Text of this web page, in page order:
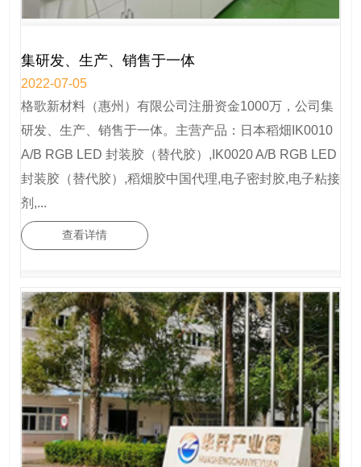
集研发、生产、销售于一体
2022-07-05
格歌新材料（惠州）有限公司注册资金1000万，公司集
研发、生产、销售于一体。主营产品：日本稻畑IK0010
A/B RGB LED 封装胶（替代胶）,IK0020 A/B RGB LED
封装胶（替代胶）,稻畑胶中国代理,电子密封胶,电子粘接
剂,...
查看详情